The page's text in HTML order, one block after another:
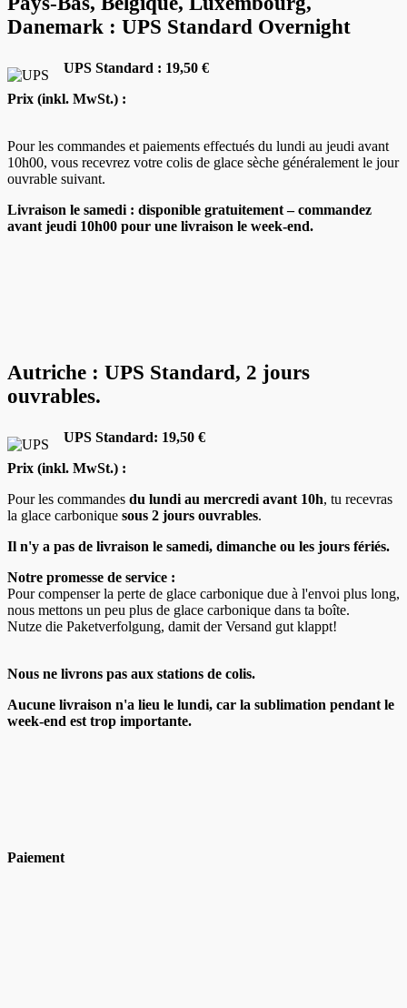
Danemark : UPS Standard Overnight
UPS Standard : 19,50 €
Prix (inkl. MwSt.) :
Pour les commandes et paiements effectués du lundi au jeudi avant
10h00, vous recevrez votre colis de glace sèche généralement le jour
ouvrable suivant.
Livraison le samedi : disponible gratuitement – commandez
avant jeudi 10h00 pour une livraison le week-end.
Autriche : UPS Standard, 2 jours
ouvrables.
UPS Standard: 19,50 €
Prix (inkl. MwSt.) :
Pour les commandes du lundi au mercredi avant 10h, tu recevras
la glace carbonique sous 2 jours ouvrables.
Il n'y a pas de livraison le samedi, dimanche ou les jours fériés.
Notre promesse de service :
Pour compenser la perte de glace carbonique due à l'envoi plus long,
nous mettons un peu plus de glace carbonique dans ta boîte.
Nutze die Paketverfolgung, damit der Versand gut klappt!
Nous ne livrons pas aux stations de colis.
Aucune livraison n'a lieu le lundi, car la sublimation pendant le
week-end est trop importante.
Paiement